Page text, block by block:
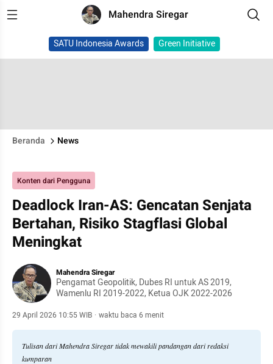
Mahendra Siregar
SATU Indonesia Awards Green Initiative
Beranda News
Konten dari Pengguna
Deadlock Iran-AS: Gencatan Senjata
Bertahan, Risiko Stagflasi Global
Meningkat
Mahendra Siregar
Pengamat Geopolitik, Dubes RI untuk AS 2019,
Wamenlu RI 2019-2022, Ketua OJK 2022-2026
29 April 2026 10:55 WIB · waktu baca 6 menit
Tulisan dari Mahendra Siregar tidak mewakili pandangan dari redaksi
kumparan